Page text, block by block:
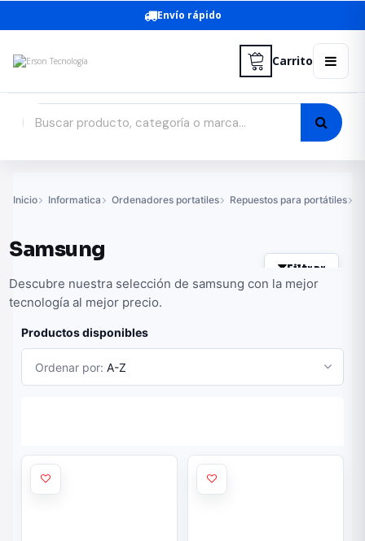
Envío rápido
Carrito
Inicio Informatica Ordenadores portatiles Repuestos para portátiles
Samsung
Filtrar
Descubre nuestra selección de samsung con la mejor
tecnología al mejor precio.
Productos disponibles
Ordenar por: A-Z